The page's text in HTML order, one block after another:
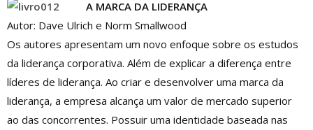
A MARCA DA LIDERANÇA
Autor: Dave Ulrich e Norm Smallwood
Os autores apresentam um novo enfoque sobre os estudos
da liderança corporativa. Além de explicar a diferença entre
líderes de liderança. Ao criar e desenvolver uma marca da
liderança, a empresa alcança um valor de mercado superior
ao das concorrentes. Possuir uma identidade baseada nas